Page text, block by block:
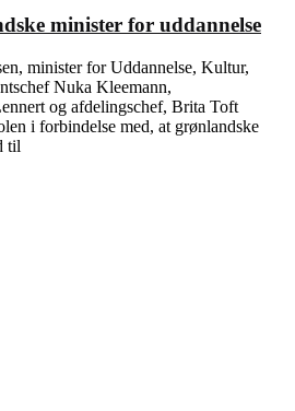
minister for uddannelse
minister for Uddannelse, Kultur,
Nuka Kleemann,
og afdelingschef, Brita Toft
i forbindelse med, at grønlandske
til